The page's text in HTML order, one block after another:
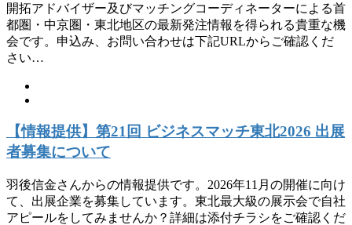
開拓アドバイザー及びマッチングコーディネーターによる首
都圏・中京圏・東北地区の最新発注情報を得られる貴重な機
会です。申込み、お問い合わせは下記URLからご確認くだ
さい…
【情報提供】第21回 ビジネスマッチ東北2026 出展
者募集について
羽後信金さんからの情報提供です。2026年11月の開催に向け
て、出展企業を募集しています。東北最大級の展示会で自社
アピールをしてみませんか？詳細は添付チラシをご確認くだ